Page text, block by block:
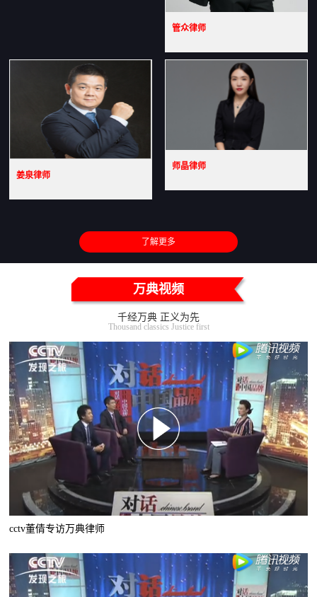
管众律师
姜泉律师
师晶律师
了解更多
万典视频
千经万典 正义为先
Thousand classics Justice first
cctv董倩专访万典律师